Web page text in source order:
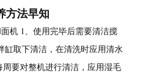
方法早知
机 1、使用完毕后需要清洁搅
缸取下清洁，在清洗时应用清水
要对整机进行清洁，应用湿毛